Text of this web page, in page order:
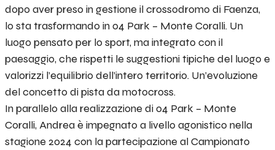
dopo aver preso in gestione il crossodromo di Faenza,
lo sta trasformando in 04 Park – Monte Coralli. Un
luogo pensato per lo sport, ma integrato con il
paesaggio, che rispetti le suggestioni tipiche del luogo e
valorizzi l’equilibrio dell’intero territorio. Un’evoluzione
del concetto di pista da motocross.
In parallelo alla realizzazione di 04 Park – Monte
Coralli, Andrea è impegnato a livello agonistico nella
stagione 2024 con la partecipazione al Campionato